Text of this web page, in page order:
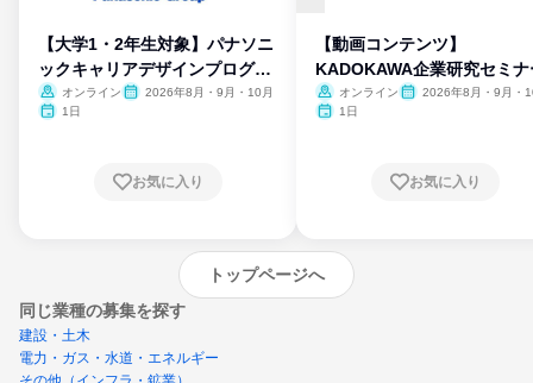
【大学1・2年生対象】パナソニ
ックキャリアデザインプログラ
ム
オンライン
2026年8月・9月・10月
1日
お気に入り
【動画コンテンツ】
KADOKAWA企業研究セミナ
オンライン
2026年8月・9月・
1日
お気に入り
トップページへ
同じ業種の募集を探す
建設・土木
電力・ガス・水道・エネルギー